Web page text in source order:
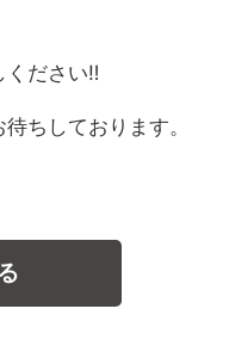
ください‼
ちしております。